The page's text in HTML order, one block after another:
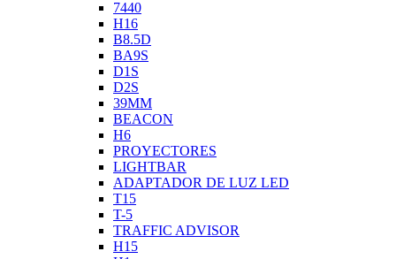
7440
H16
B8.5D
BA9S
D1S
D2S
39MM
BEACON
H6
PROYECTORES
LIGHTBAR
ADAPTADOR DE LUZ LED
T15
T-5
TRAFFIC ADVISOR
H15